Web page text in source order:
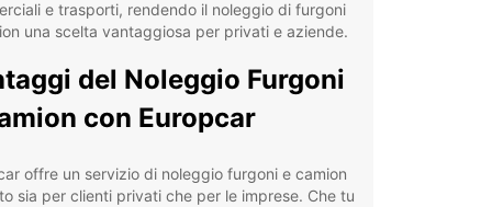
e trasporti, rendendo il noleggio di furgoni
una scelta vantaggiosa per privati e aziende.
del Noleggio Furgoni
con Europcar
offre un servizio di noleggio furgoni e camion
sia per clienti privati che per le imprese. Che tu